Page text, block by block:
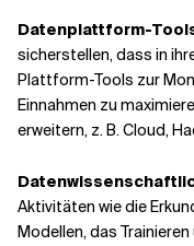
Datenplattform-
sicherstellen, dass in
Plattform-Tools zur
Einnahmen zu
erweitern, z. B. Cloud,
Aktivitäten wie die
Modellen, das